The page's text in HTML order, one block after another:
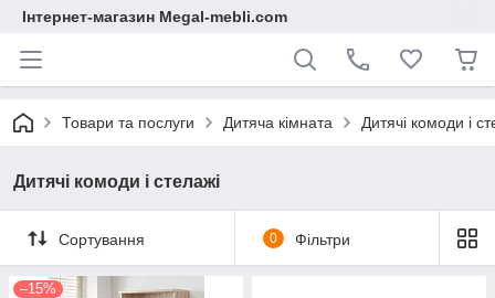
Інтернет-магазин Megal-mebli.com
Товари та послуги Дитяча кімната Дитячі комоди і
Дитячі комоди і стелажі
Сортування 0 Фільтри
–15%